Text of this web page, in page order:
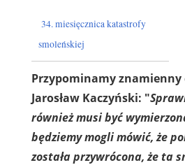
34. miesięcznica katastrofy
smoleńskiej
Przypominamy znamienny
Jarosław Kaczyński: "
również musi być
będziemy mogli mówić, że
została przywrócona, że ta